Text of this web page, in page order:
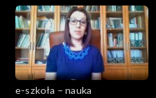
e-szkoła – nauka